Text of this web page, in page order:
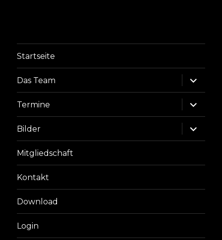
Startseite
Das Team
Termine
Bilder
Mitgliedschaft
Kontakt
Download
Login